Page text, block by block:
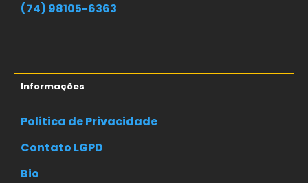
(74) 98105-6363
Informações
Politica de Privacidade
Contato LGPD
Bio